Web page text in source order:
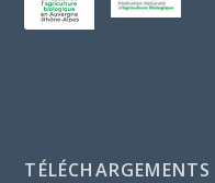
TÉLÉCHARGEMENTS